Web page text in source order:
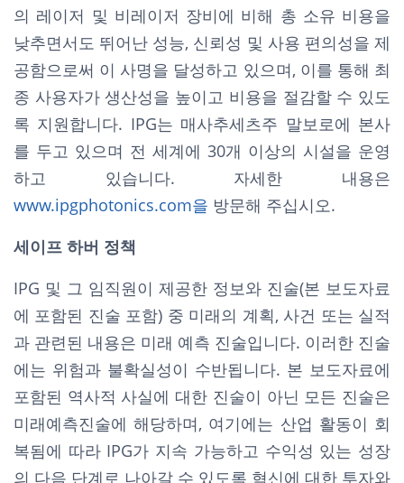
의 레이저 및 비레이저 장비에 비해 총 소유 비용을
낮추면서도 뛰어난 성능, 신뢰성 및 사용 편의성을 제
공함으로써 이 사명을 달성하고 있으며, 이를 통해 최
종 사용자가 생산성을 높이고 비용을 절감할 수 있도
록 지원합니다. IPG는 매사추세츠주 말보로에 본사
를 두고 있으며 전 세계에 30개 이상의 시설을 운영
하고 있습니다. 자세한 내용은
www.ipgphotonics.com을 방문해 주십시오.
세이프 하버 정책
IPG 및 그 임직원이 제공한 정보와 진술(본 보도자료
에 포함된 진술 포함) 중 미래의 계획, 사건 또는 실적
과 관련된 내용은 미래 예측 진술입니다. 이러한 진술
에는 위험과 불확실성이 수반됩니다. 본 보도자료에
포함된 역사적 사실에 대한 진술이 아닌 모든 진술은
미래예측진술에 해당하며, 여기에는 산업 활동이 회
복됨에 따라 IPG가 지속 가능하고 수익성 있는 성장
의 다음 단계로 나아갈 수 있도록 혁신에 대한 투자와